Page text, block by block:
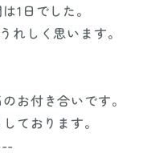
1日でした。
れしく思います。
お付き合いです。
ております。